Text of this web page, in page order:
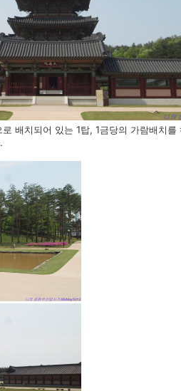
배치되어 있는 1탑, 1금당의 가람배치를